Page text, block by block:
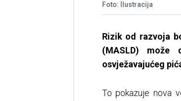
Foto: Ilustracija
Rizik od razvoja
(MASLD) može
osvježavajućeg
To pokazuje nova